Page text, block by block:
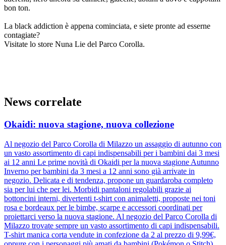
bon ton.
La black addiction è appena cominciata, e siete pronte ad esserne
contagiate?
Visitate lo store Nuna Lie del Parco Corolla.
News correlate
Okaidi: nuova stagione, nuova collezione
Al negozio del Parco Corolla di Milazzo un assaggio di autunno con
un vasto assortimento di capi indispensabili per i bambini dai 3 mesi
ai 12 anni Le prime novità di Okaidi per la nuova stagione Autunno
Inverno per bambini da 3 mesi a 12 anni sono già arrivate in
negozio. Delicata e di tendenza, propone un guardaroba completo
sia per lui che per lei. Morbidi pantaloni regolabili grazie ai
bottoncini interni, divertenti t-shirt con animaletti, proposte nei toni
rosa e bordeaux per le bimbe, scarpe e accessori coordinati per
proiettarci verso la nuova stagione. Al negozio del Parco Corolla di
Milazzo trovate sempre un vasto assortimento di capi indispensabili.
T-shirt manica corta vendute in confezione da 2 al prezzo di 9,99€,